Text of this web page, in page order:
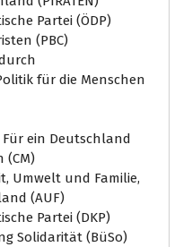
Partei (ÖDP)
(PBC)
für die Menschen
Für ein Deutschland
(CM)
Umwelt und Familie,
(AUF)
Partei (DKP)
Solidarität (BüSo)